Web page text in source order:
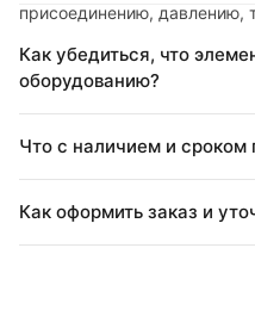
присоединению, давлению,
Как убедиться, что
оборудованию?
Что с наличием и сроком
Как оформить заказ и